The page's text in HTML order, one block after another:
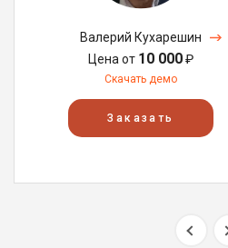
Валерий Кухарешин
Цена от 10 000₽
Скачать демо
Заказать